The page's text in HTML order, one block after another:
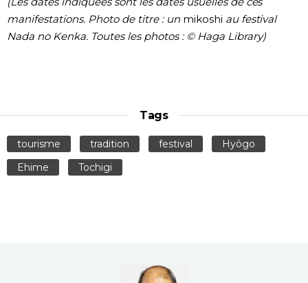
manifestations. Photo de titre : un mikoshi au festival
Nada no Kenka. Toutes les photos : © Haga Library)
Tags
tourisme tradition festival
Hyôgo
Ehime
Tochigi